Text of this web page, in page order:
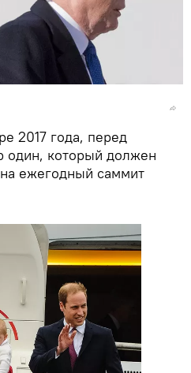
2017 года, перед
один, который должен
ежегодный саммит